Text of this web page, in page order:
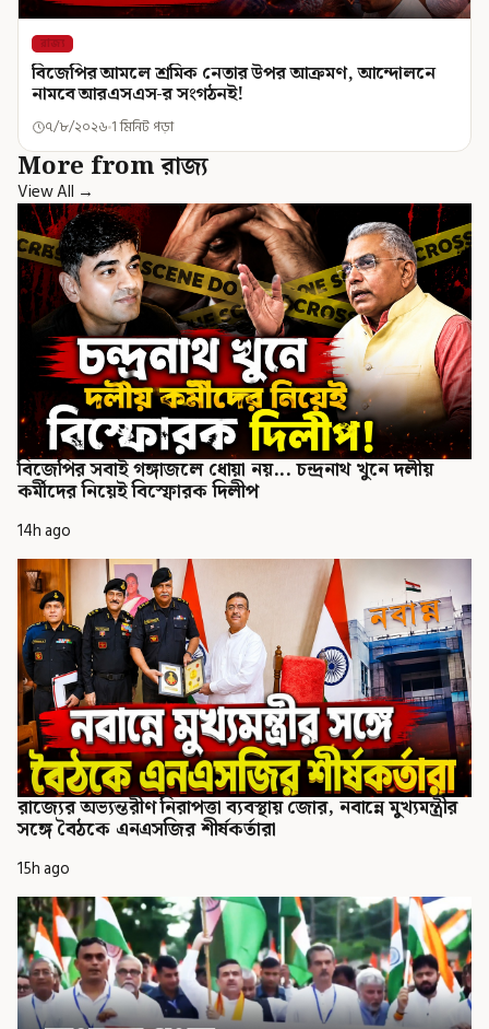
রাজ্য
বিজেপির আমলে শ্রমিক নেতার উপর আক্রমণ, আন্দোলনে
নামবে আরএসএস-র সংগঠনই!
৭/৮/২০২৬ 1 মিনিট পড়া
More from রাজ্য
View All →
বিজেপির সবাই গঙ্গাজলে ধোয়া নয়... চন্দ্রনাথ খুনে দলীয়
কর্মীদের নিয়েই বিস্ফোরক দিলীপ
14h ago
রাজ্যের অভ্যন্তরীণ নিরাপত্তা ব্যবস্থায় জোর, নবান্নে মুখ্যমন্ত্রীর
সঙ্গে বৈঠকে এনএসজির শীর্ষকর্তারা
15h ago